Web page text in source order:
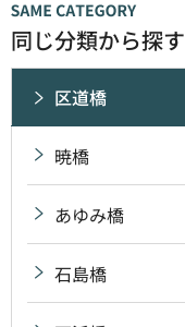
同じ分類から探す
区道橋
暁橋
あゆみ橋
石島橋